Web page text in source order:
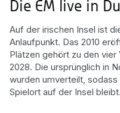
Die EM live in
Auf der irischen Insel ist
Anlaufpunkt. Das 2010
Plätzen gehört zu den
2028. Die ursprünglich in
wurden umverteilt,
Spielort auf der Insel bleibt.